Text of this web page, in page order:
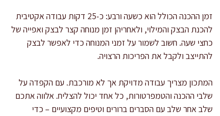
זמן ההכנה הכולל הוא כשעה ורבע: כ-25 דקות עבודה אקטיבית
להכנת הבצק והמילוי, ולאחריהן זמן מנוחה קצר לבצק ואפייה של
כחצי שעה. חשוב לשמור על זמני המנוחה כדי לאפשר לבצק
להתייצב ולקבל את הפריכות הרצויה.
המתכון מצריך עבודה מדויקת אך לא מורכבת. עם הקפדה על
שלבי ההכנה והטמפרטורות, כל אחד יכול להצליח. אלווה אתכם
שלב אחר שלב עם הסברים ברורים וטיפים מקצועיים – כדי